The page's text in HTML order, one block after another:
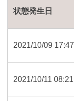
状態発生日
2021/10/09 17:47
2021/10/11 08:21